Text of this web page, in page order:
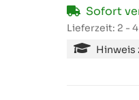
Sofort
Lieferzeit: 2 -
Hinweis